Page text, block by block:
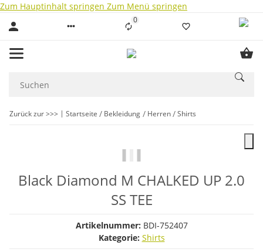
Zum Hauptinhalt springen Zum Menü springen
0Liste ist leer
Zurück zur >>> Startseite Bekleidung Herren Shirts
Black Diamond M CHALKED UP 2.0
SS TEE
Artikelnummer: BDI-752407
Kategorie: Shirts